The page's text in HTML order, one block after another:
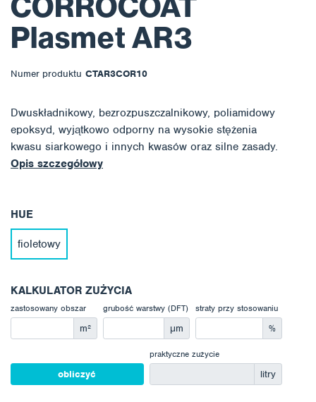
CORROCOAT
Plasmet AR3
Numer produktu CTAR3COR10
Dwuskładnikowy, bezrozpuszczalnikowy, poliamidowy
epoksyd, wyjątkowo odporny na wysokie stężenia
kwasu siarkowego i innych kwasów oraz silne zasady.
Opis szczegółowy
HUE
fioletowy
KALKULATOR ZUŻYCIA
zastosowany obszar
m²
grubość warstwy (DFT)
μm
straty przy stosowaniu
%
obliczyć
praktyczne zużycie
litry